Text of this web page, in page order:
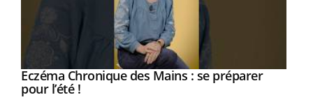
Youtube
Eczéma Chronique des Mains : se préparer
pour l’été !Youtube